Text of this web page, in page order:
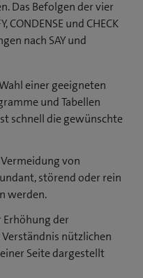
Das Befolgen der vier
CONDENSE und CHECK
nach SAY und
einer geeigneten
und Tabellen
schnell die gewünschte
von
störend oder rein
werden.
Erhöhung der
nützlichen
Seite dargestellt